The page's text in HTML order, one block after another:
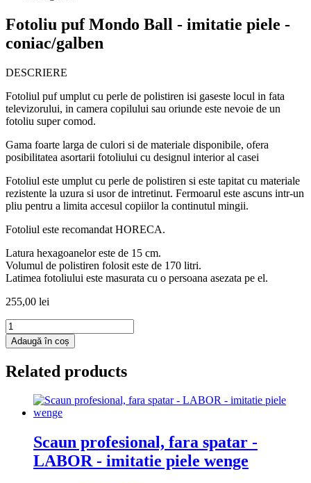
Fotoliu puf Mondo Ball - imitatie piele -
coniac/galben
DESCRIERE
Fotoliul puf umplut cu perle de polistiren isi gaseste locul in fata
televizorului, in camera copilului sau oriunde este nevoie de un
fotoliu super comod.
Gama foarte larga de culori si de materiale disponibile, ofera
posibilitatea asortarii fotoliului cu designul interior al casei
Fotoliul este umplut cu perle de polistiren si este tapitat cu materiale
rezistente la uzura si usor de intretinut. Fermoarul este ascuns intr-un
pliu pentru a limita accesul copiilor la continutul mingii.
Fotoliul este recomandat HORECA.
Latura hexagoanelor este de 15 cm.
Volumul de polistiren folosit este de 170 litri.
Latimea fotoliului este masurata cu o persoana asezata pe el.
255,00 lei
Cantitate
Fotoliu
puf
Ball
imitatie
piele
coniac/galben
Adaugă în coș
Related products
Scaun profesional, fara spatar -
LABOR - imitatie piele wenge